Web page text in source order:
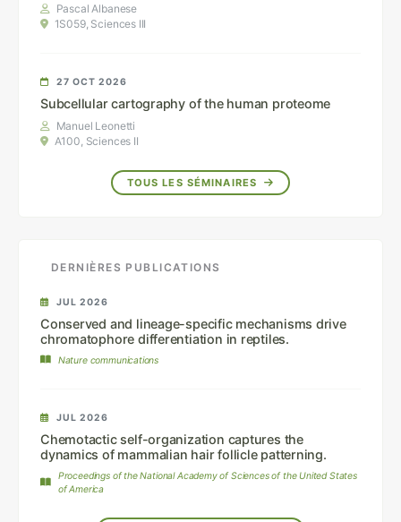
Pascal Albanese
1S059, Sciences III
27 OCT 2026
Subcellular cartography of the human proteome
Manuel Leonetti
A100, Sciences II
TOUS LES SÉMINAIRES
DERNIÈRES PUBLICATIONS
JUL 2026
Conserved and lineage-specific mechanisms drive
chromatophore differentiation in reptiles.
Nature communications
JUL 2026
Chemotactic self-organization captures the
dynamics of mammalian hair follicle patterning.
Proceedings of the National Academy of Sciences of the United States
of America